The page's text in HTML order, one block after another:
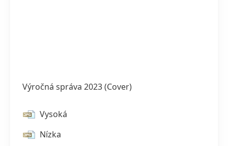
Výročná správa 2023(Cover)
Vysoká
Nízka